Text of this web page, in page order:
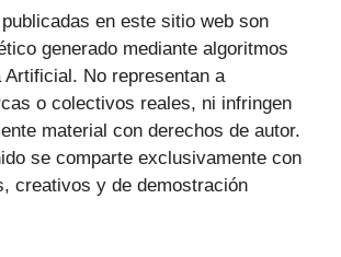
en este sitio web son
generado mediante algoritmos
Artificial. No representan a
o colectivos reales, ni infringen
material con derechos de autor.
se comparte exclusivamente con
creativos y de demostración